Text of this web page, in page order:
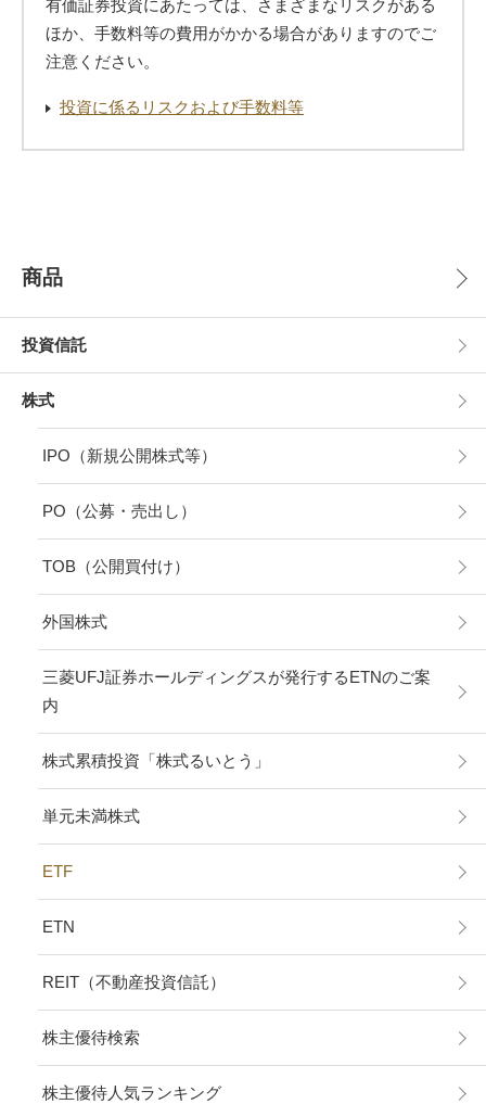
有価証券投資にあたっては、さまざまなリスクがある
ほか、手数料等の費用がかかる場合がありますのでご
注意ください。
投資に係るリスクおよび手数料等
商品
投資信託
株式
IPO（新規公開株式等）
PO（公募・売出し）
TOB（公開買付け）
外国株式
三菱UFJ証券ホールディングスが発行するETNのご案
内
株式累積投資「株式るいとう」
単元未満株式
ETF
ETN
REIT（不動産投資信託）
株主優待検索
株主優待人気ランキング